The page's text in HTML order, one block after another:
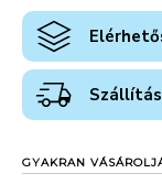
GYAKRAN